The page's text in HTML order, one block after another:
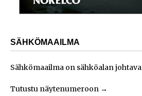
SÄHKÖMAAILMA
Sähkömaailma on sähköalan
Tutustu näytenumeroon →